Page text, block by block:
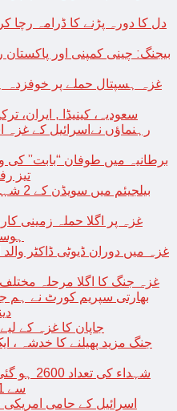
دل کا دورہ پڑنے کا ڈرامہ رچا
بیجنگ: چینی کمپنی اور پاکستان
غزہ ہسپتال حملے پر خوفزدہ
سعودیہ، کینیڈا , ایران،
رہنماؤں نےاسرائیل کے غزہ
برطانیہ میں طوفان “بابت” کی
تیز
غزہ پر اگلا حملہ زمینی
غزہ میں دوران ڈیوٹی ڈاکٹر
غزہ جنگ کا اگلا مرحلہ
بھارتی سپریم کورٹ نے ہم
جاپان کا غزہ کے لیے 10 ملین ڈالر امداد کا اعلان
جنگ مزید پھیلنے کا خدشہ ،
شہداء
سے 11 لاکھ فلسطینیوں کا انخلاء